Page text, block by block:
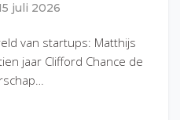
juli 2026
van startups: Matthijs
jaar Clifford Chance de